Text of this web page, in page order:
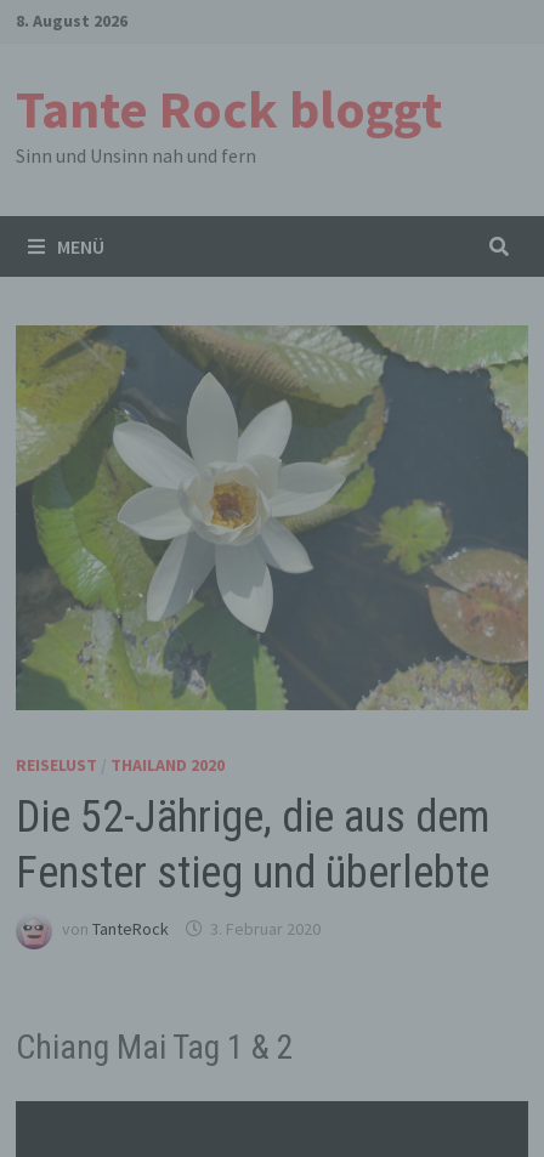
Zum8. August 2026
Tante Rock bloggt
Sinn und Unsinn nah und fern
MENÜ
REISELUST THAILAND 2020
Die 52-Jährige, die aus dem
Fenster stieg und überlebte
von TanteRock 3. Februar 2020
Chiang Mai Tag 1 & 2